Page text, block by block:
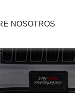
NOSOTROS